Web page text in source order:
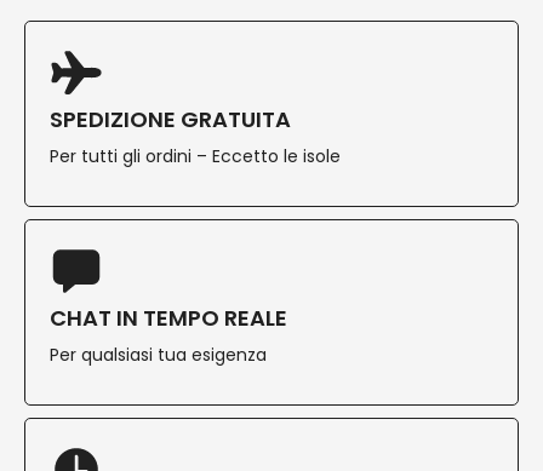
SPEDIZIONE GRATUITA
Per tutti gli ordini – Eccetto le isole
CHAT IN TEMPO REALE
Per qualsiasi tua esigenza